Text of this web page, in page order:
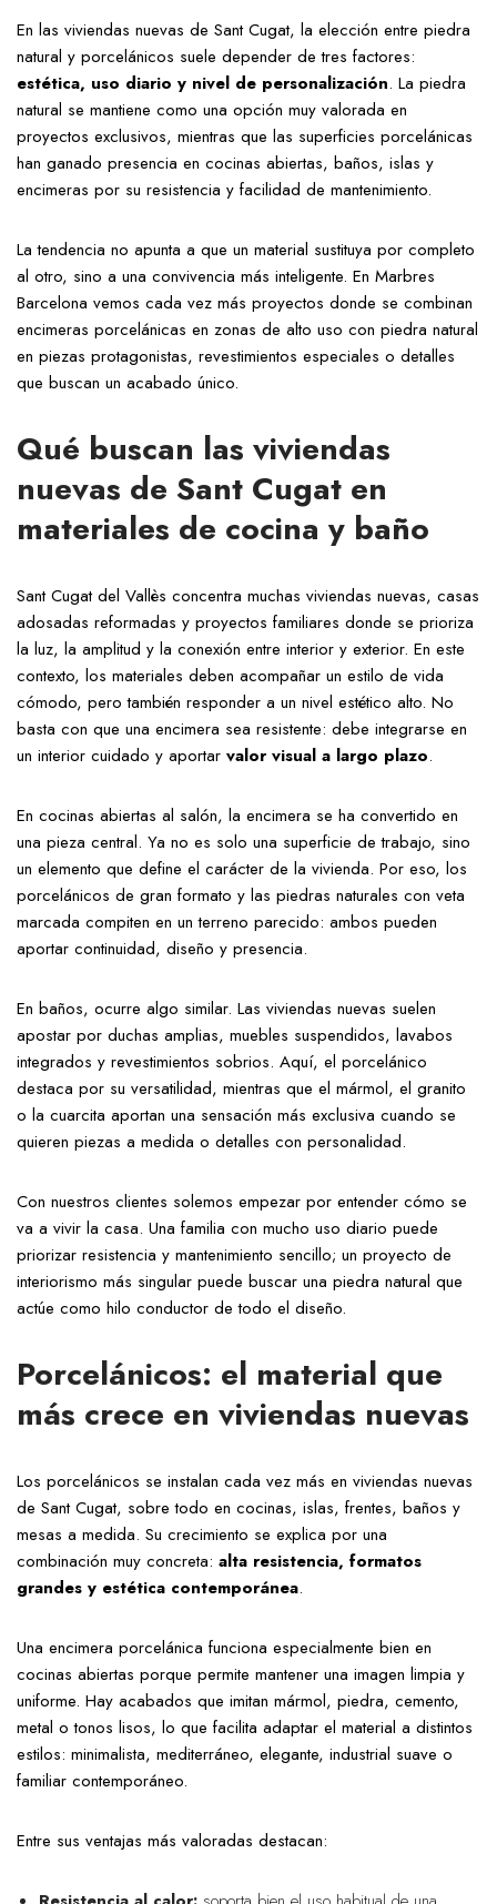
En las viviendas nuevas de Sant Cugat, la elección entre piedra
natural y porcelánicos suele depender de tres factores:
estética, uso diario y nivel de personalización. La piedra
natural se mantiene como una opción muy valorada en
proyectos exclusivos, mientras que las superficies porcelánicas
han ganado presencia en cocinas abiertas, baños, islas y
encimeras por su resistencia y facilidad de mantenimiento.
La tendencia no apunta a que un material sustituya por completo
al otro, sino a una convivencia más inteligente. En Marbres
Barcelona vemos cada vez más proyectos donde se combinan
encimeras porcelánicas en zonas de alto uso con piedra natural
en piezas protagonistas, revestimientos especiales o detalles
que buscan un acabado único.
Qué buscan las viviendas
nuevas de Sant Cugat en
materiales de cocina y baño
Sant Cugat del Vallès concentra muchas viviendas nuevas, casas
adosadas reformadas y proyectos familiares donde se prioriza
la luz, la amplitud y la conexión entre interior y exterior. En este
contexto, los materiales deben acompañar un estilo de vida
cómodo, pero también responder a un nivel estético alto. No
basta con que una encimera sea resistente: debe integrarse en
un interior cuidado y aportar valor visual a largo plazo.
En cocinas abiertas al salón, la encimera se ha convertido en
una pieza central. Ya no es solo una superficie de trabajo, sino
un elemento que define el carácter de la vivienda. Por eso, los
porcelánicos de gran formato y las piedras naturales con veta
marcada compiten en un terreno parecido: ambos pueden
aportar continuidad, diseño y presencia.
En baños, ocurre algo similar. Las viviendas nuevas suelen
apostar por duchas amplias, muebles suspendidos, lavabos
integrados y revestimientos sobrios. Aquí, el porcelánico
destaca por su versatilidad, mientras que el mármol, el granito
o la cuarcita aportan una sensación más exclusiva cuando se
quieren piezas a medida o detalles con personalidad.
Con nuestros clientes solemos empezar por entender cómo se
va a vivir la casa. Una familia con mucho uso diario puede
priorizar resistencia y mantenimiento sencillo; un proyecto de
interiorismo más singular puede buscar una piedra natural que
actúe como hilo conductor de todo el diseño.
Porcelánicos: el material que
más crece en viviendas nuevas
Los porcelánicos se instalan cada vez más en viviendas nuevas
de Sant Cugat, sobre todo en cocinas, islas, frentes, baños y
mesas a medida. Su crecimiento se explica por una
combinación muy concreta: alta resistencia, formatos
grandes y estética contemporánea.
Una encimera porcelánica funciona especialmente bien en
cocinas abiertas porque permite mantener una imagen limpia y
uniforme. Hay acabados que imitan mármol, piedra, cemento,
metal o tonos lisos, lo que facilita adaptar el material a distintos
estilos: minimalista, mediterráneo, elegante, industrial suave o
familiar contemporáneo.
Entre sus ventajas más valoradas destacan: